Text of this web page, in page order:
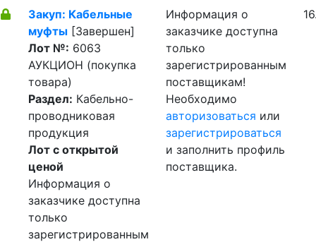
Закуп: Кабельные
муфты [Завершен]
Лот №: 6063
АУКЦИОН (покупка
товара)
Раздел: Кабельно-
проводниковая
продукция
Лот с открытой
ценой
Информация о
заказчике доступна
только
зарегистрированным
Информация о
заказчике доступна
только
зарегистрированным
поставщикам!
Необходимо
авторизоваться или
зарегистрироваться
и заполнить профиль
поставщика.